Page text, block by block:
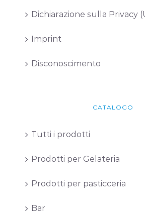
Dichiarazione sulla Privacy
Imprint
Disconoscimento
CATALOGO
Tutti i prodotti
Prodotti per Gelateria
Prodotti per pasticceria
Bar